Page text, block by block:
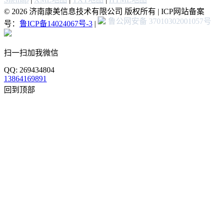
© 2026 济南康美信息技术有限公司 版权所有 | ICP网站备案
号： 鲁ICP备14024067号-3 | 鲁公网安备 37010302001057号
扫一扫加我微信
QQ: 269434804
13864169891
回到顶部